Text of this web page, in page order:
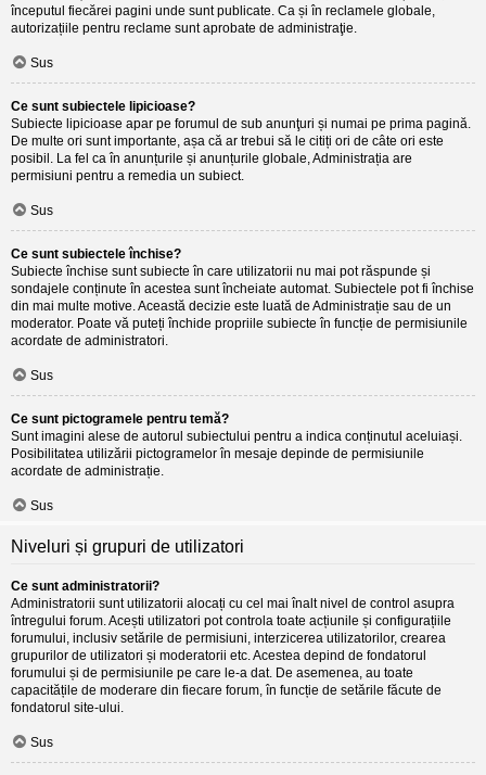
începutul fiecărei pagini unde sunt publicate. Ca și în reclamele globale,
autorizațiile pentru reclame sunt aprobate de administraţie.
Sus
Ce sunt subiectele lipicioase?
Subiecte lipicioase apar pe forumul de sub anunţuri și numai pe prima pagină.
De multe ori sunt importante, așa că ar trebui să le citiți ori de câte ori este
posibil. La fel ca în anunțurile și anunțurile globale, Administrația are
permisiuni pentru a remedia un subiect.
Sus
Ce sunt subiectele închise?
Subiecte închise sunt subiecte în care utilizatorii nu mai pot răspunde și
sondajele conținute în acestea sunt încheiate automat. Subiectele pot fi închise
din mai multe motive. Această decizie este luată de Administrație sau de un
moderator. Poate vă puteți închide propriile subiecte în funcție de permisiunile
acordate de administratori.
Sus
Ce sunt pictogramele pentru temă?
Sunt imagini alese de autorul subiectului pentru a indica conținutul aceluiași.
Posibilitatea utilizării pictogramelor în mesaje depinde de permisiunile
acordate de administrație.
Sus
Niveluri și grupuri de utilizatori
Ce sunt administratorii?
Administratorii sunt utilizatorii alocați cu cel mai înalt nivel de control asupra
întregului forum. Acești utilizatori pot controla toate acțiunile și configurațiile
forumului, inclusiv setările de permisiuni, interzicerea utilizatorilor, crearea
grupurilor de utilizatori și moderatorii etc. Acestea depind de fondatorul
forumului și de permisiunile pe care le-a dat. De asemenea, au toate
capacitățile de moderare din fiecare forum, în funcție de setările făcute de
fondatorul site-ului.
Sus